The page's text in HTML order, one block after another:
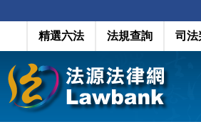
精選六法 法規查詢 司法